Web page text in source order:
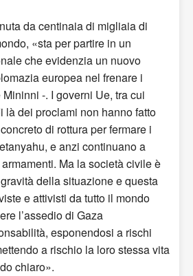
da centinaia di migliaia di
«sta per partire in un
che evidenzia un nuovo
europea nel frenare i
-. I governi Ue, tra cui
là dei proclami non hanno fatto
di rottura per fermare i
e anzi continuano a
Ma la società civile è
della situazione e questa
e attivisti da tutto il mondo
l’assedio di Gaza
esponendosi a rischi
a rischio la loro stessa vita
chiaro».